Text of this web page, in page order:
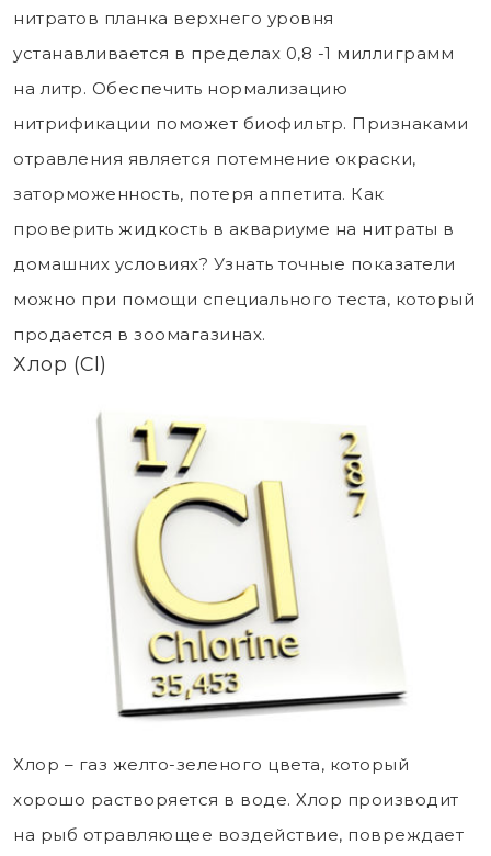
нитратов планка верхнего уровня
устанавливается в пределах 0,8 -1 миллиграмм
на литр. Обеспечить нормализацию
нитрификации поможет биофильтр. Признаками
отравления является потемнение окраски,
заторможенность, потеря аппетита. Как
проверить жидкость в аквариуме на нитраты в
домашних условиях? Узнать точные показатели
можно при помощи специального теста, который
продается в зоомагазинах.
Хлор (Cl)
Хлор – газ желто-зеленого цвета, который
хорошо растворяется в воде. Хлор производит
на рыб отравляющее воздействие, повреждает